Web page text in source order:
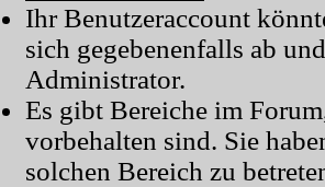
Ihr Benutzeraccount
sich gegebenenfalls ab
Administrator.
Es gibt Bereiche im
vorbehalten sind. Sie
solchen Bereich zu